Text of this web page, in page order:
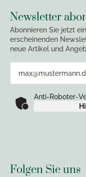
Newsletter
Abonnieren Sie jetzt
erscheinenden
neue Artikel und
Anti-Roboter-
Folgen Sie uns